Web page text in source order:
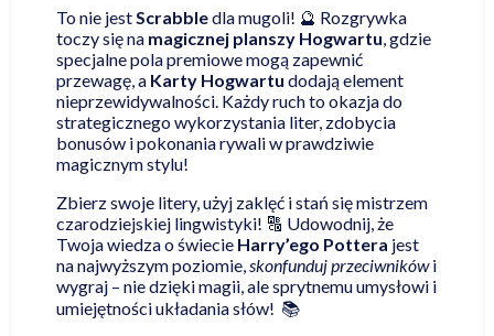
To nie jestScrabbledla mugoli! 🔮 Rozgrywka
toczy się na magicznej planszy Hogwartu, gdzie
specjalne pola premiowe mogą zapewnić
przewagę, a Karty Hogwartu dodają element
nieprzewidywalności. Każdy ruch to okazja do
strategicznego wykorzystania liter, zdobycia
bonusów i pokonania rywali w prawdziwie
magicznym stylu!
Zbierz swoje litery, użyj zaklęć i stań się mistrzem
czarodziejskiej lingwistyki! 🔠 Udowodnij, że
Twoja wiedza o świecie Harry’ego Pottera jest
na najwyższym poziomie,skonfunduj przeciwnikówi
wygraj – nie dzięki magii, ale sprytnemu umysłowi i
umiejętności układania słów! 📚